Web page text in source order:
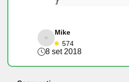
Mike
574
8 set 2018